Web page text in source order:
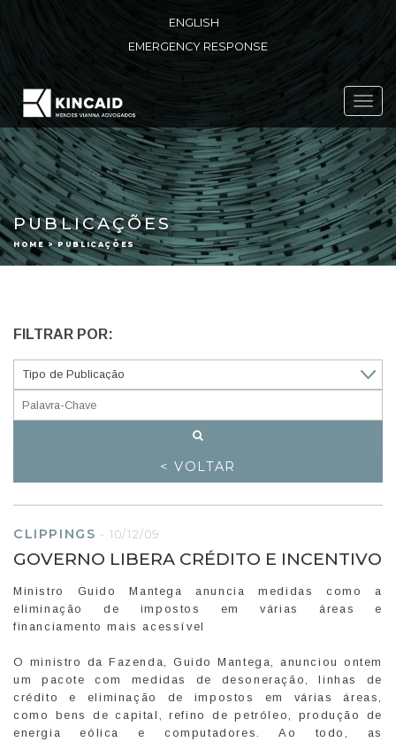
ENGLISH
EMERGENCY RESPONSE
PUBLICAÇÕES
HOME > PUBLICAÇÕES
FILTRAR POR:
< VOLTAR
CLIPPINGS -10/12/09
GOVERNO LIBERA CRÉDITO E INCENTIVO
Ministro Guido Mantega anuncia medidas como a
eliminação de impostos em várias áreas e
financiamento mais acessível
O ministro da Fazenda, Guido Mantega, anunciou ontem
um pacote com medidas de desoneração, linhas de
crédito e eliminação de impostos em várias áreas,
como bens de capital, refino de petróleo, produção de
energia eólica e computadores. Ao todo, as